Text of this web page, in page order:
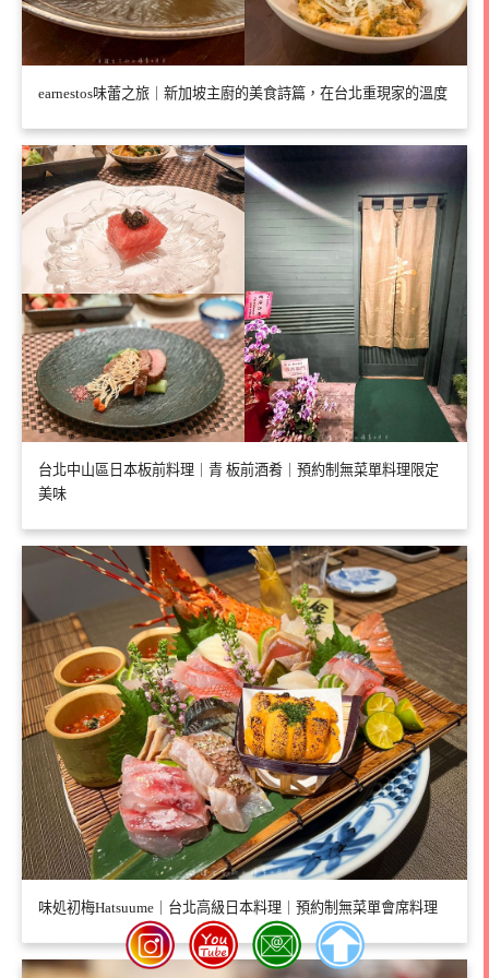
earnestos味蕾之旅｜新加坡主廚的美食詩篇，在台北重現家的溫度
台北中山區日本板前料理｜青 板前酒肴｜預約制無菜單料理限定
美味
味処初梅Hatsuume｜台北高級日本料理｜預約制無菜單會席料理